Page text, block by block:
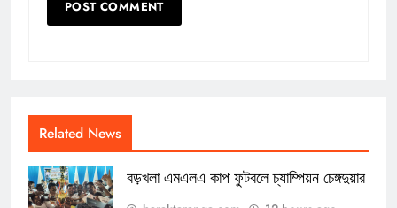
Related News
বড়খলা এমএলএ কাপ ফুটবলে চ্যাম্পিয়ন চেঙ্গদুয়ার